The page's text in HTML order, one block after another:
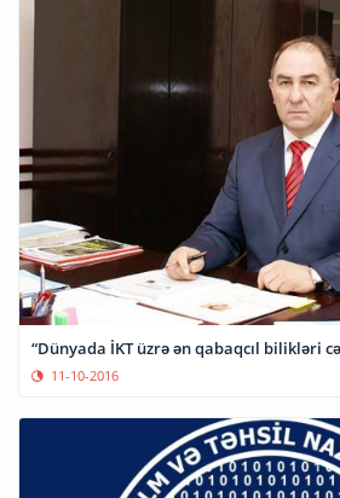
“Dünyada İKT üzrə ən qabaqcıl bilikləri
11-10-2016